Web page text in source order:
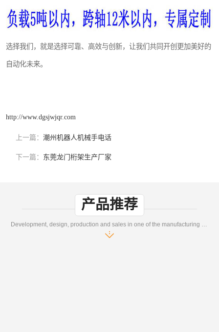
选择我们，就是选择可靠、高效与创新，让我们共同开创更加美好的
自动化未来。
http://www.dgsjwjqr.com
上一篇： 潮州机器人机械手电话
下一篇： 东莞龙门桁架生产厂家
产品推荐
Development, design, production and sales in one of the manufacturing enterprises